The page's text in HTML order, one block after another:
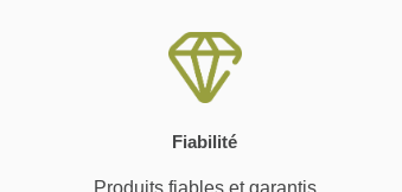
Fiabilité
Produits fiables et garantis